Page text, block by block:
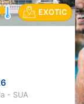
EXOTIC
- SUA